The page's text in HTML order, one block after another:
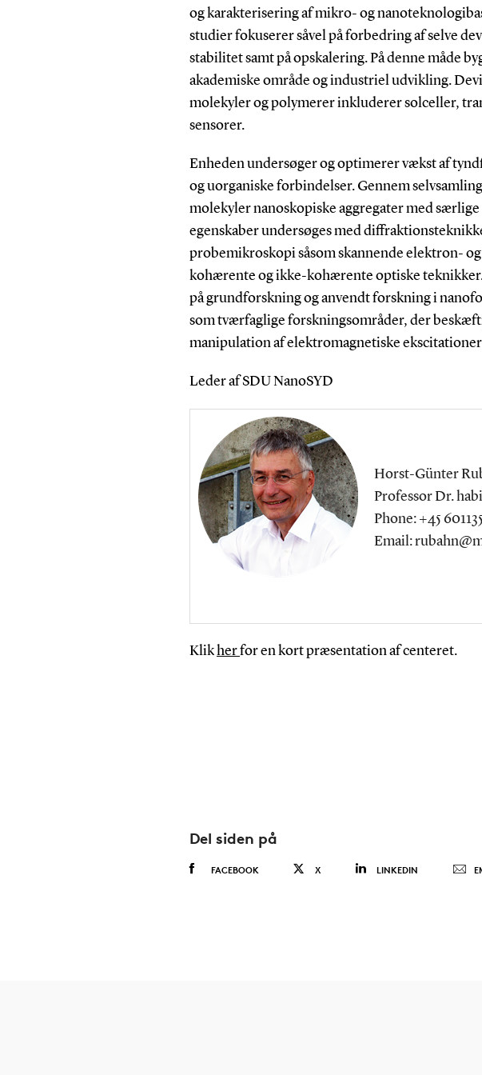
og karakterisering af mikro- og
studier fokuserer såvel på forbedring af selve
stabilitet samt på opskalering. På denne måde
akademiske område og industriel udvikling.
molekyler og polymerer inkluderer solceller,
sensorer.
Enheden undersøger og optimerer vækst af
og uorganiske forbindelser. Gennem
molekyler nanoskopiske aggregater med særlige
egenskaber undersøges med
probemikroskopi såsom skannende elektron-
kohærente og ikke-kohærente optiske
på grundforskning og anvendt forskning i
som tværfaglige forskningsområder, der
manipulation af elektromagnetiske
Leder af SDU NanoSYD
Horst-Günter
Professor Dr.
Phone: +45
Email:
Klikherfor en kort præsentation af centeret.
Del siden på
FACEBOOK X LINKEDIN